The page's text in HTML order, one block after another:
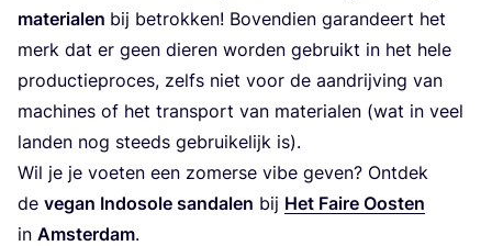
mate­ri­a­len bij betrok­ken! Boven­dien garan­deert het
merk dat er geen die­ren wor­den gebruikt in het hele
pro­duc­tie­pro­ces, zelfs niet voor de aan­drij­ving van
machi­nes of het trans­port van mate­ri­a­len (wat in veel
lan­den nog steeds gebrui­ke­lijk is).
Wil je je voe­ten een zomer­se vibe geven? Ont­dek
de vegan Indo­so­le san­da­len bij Het Fai­re Oos­ten
in Amster­dam.